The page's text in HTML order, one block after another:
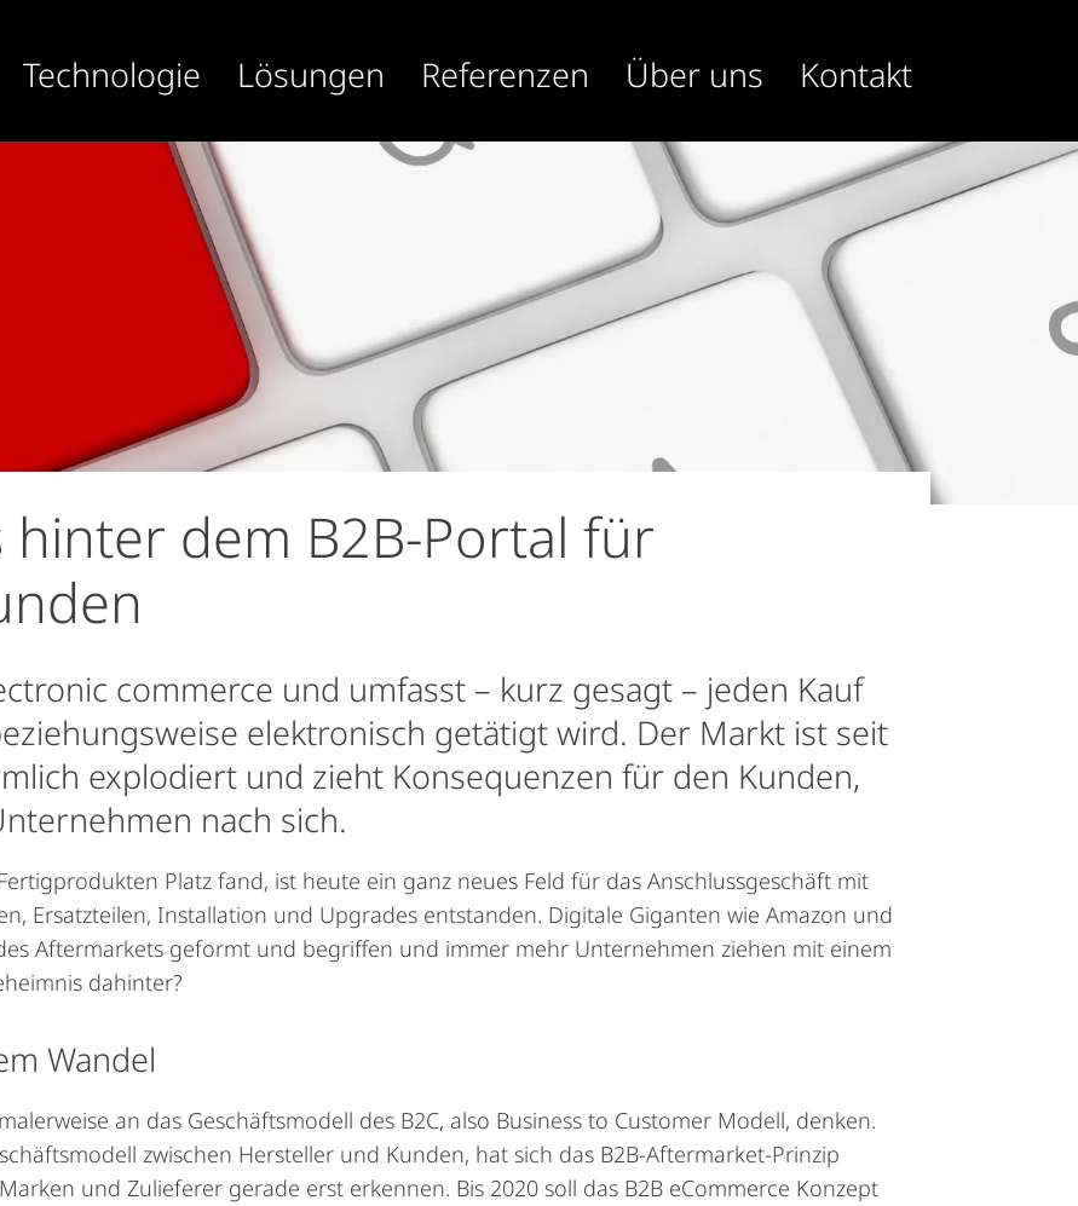
Technologie Lösungen Referenzen Über uns Kontakt
hinter dem B2B-Portal für
commerce und umfasst – kurz gesagt – jeden Kauf
elektronisch getätigt wird. Der Markt ist seit
explodiert und zieht Konsequenzen für den Kunden,
nach sich.
Platz fand, ist heute ein ganz neues Feld für das Anschlussgeschäft mit
Ersatzteilen, Installation und Upgrades entstanden. Digitale Giganten wie Amazon und
Aftermarkets geformt und begriffen und immer mehr Unternehmen ziehen mit einem
dahinter?
Wandel
an das Geschäftsmodell des B2C, also Business to Customer Modell, denken.
zwischen Hersteller und Kunden, hat sich das B2B-Aftermarket-Prinzip
und Zulieferer gerade erst erkennen. Bis 2020 soll das B2B eCommerce Konzept